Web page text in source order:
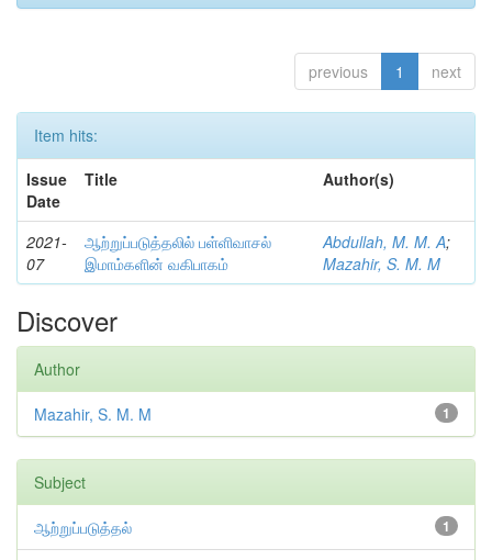
previous 1 next
Item hits:
Issue
Date
Title Author(s)
2021-
07
ஆற்றுப்படுத்தலில் பள்ளிவாசல்
இமாம்களின் வகிபாகம்
Abdullah, M. M. A;
Mazahir, S. M. M
Discover
Author
1
Mazahir, S. M. M
Subject
1
ஆற்றுப்படுத்தல்